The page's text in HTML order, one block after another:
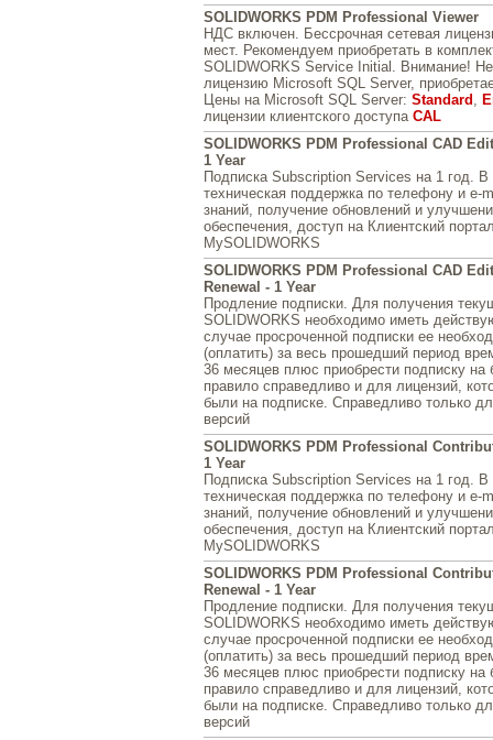
SOLIDWORKS PDM Professional Viewer
НДС включен. Бессрочная сетевая
мест. Рекомендуем приобретать в
SOLIDWORKS Service Initial. Внимание!
лицензию Microsoft SQL Server,
Цены на Microsoft SQL Server: Standard ,
лицензии клиентского доступа CAL
SOLIDWORKS PDM Professional CAD
1 Year
Подписка Subscription Services на 1 год. В
техническая поддержка по телефону и e-
знаний, получение обновлений и
обеспечения, доступ на Клиентский
MySOLIDWORKS
SOLIDWORKS PDM Professional CAD
Renewal - 1 Year
Продление подписки. Для получения
SOLIDWORKS необходимо иметь
случае просроченной подписки ее
(оплатить) за весь прошедший период
36 месяцев плюс приобрести подписку
правило справедливо и для лицензий,
были на подписке. Справедливо только
версий
SOLIDWORKS PDM Professional
1 Year
Подписка Subscription Services на 1 год. В
техническая поддержка по телефону и e-
знаний, получение обновлений и
обеспечения, доступ на Клиентский
MySOLIDWORKS
SOLIDWORKS PDM Professional
Renewal - 1 Year
Продление подписки. Для получения
SOLIDWORKS необходимо иметь
случае просроченной подписки ее
(оплатить) за весь прошедший период
36 месяцев плюс приобрести подписку
правило справедливо и для лицензий,
были на подписке. Справедливо только
версий